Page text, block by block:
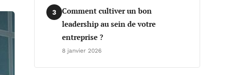
3
Comment cultiver un bon
leadership au sein de votre
entreprise ?
8 janvier 2026